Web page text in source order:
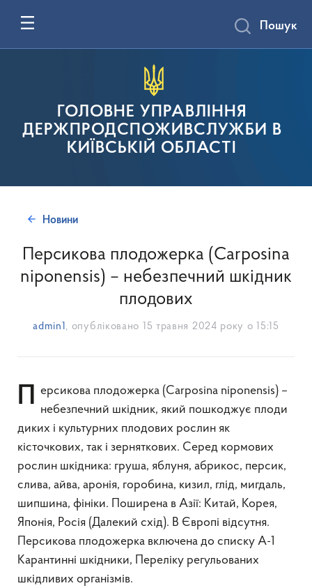
ГОЛОВНЕ УПРАВЛІННЯ
ДЕРЖПРОДСПОЖИВСЛУЖБИ В
КИЇВСЬКІЙ ОБЛАСТІ
Пошук
Новини
Персикова плодожерка (Carposina
niponensis) – небезпечний шкідник
плодових
admin1, опубліковано 15 травня 2024 року о 15:15
Персикова плодожерка (Carposina niponensis) – небезпечний шкідник, який пошкоджує плоди
диких і культурних плодових рослин як
кісточкових, так і зерняткових. Серед кормових
рослин шкідника: груша, яблуня, абрикос, персик,
слива, айва, аронія, горобина, кизил, глід, мигдаль,
шипшина, фініки. Поширена в Азії: Китай, Корея,
Японія, Росія (Далекий схід). В Європі відсутня.
Персикова плодожерка включена до списку А-1
Карантинні шкідники, Переліку регульованих
шкідливих організмів.